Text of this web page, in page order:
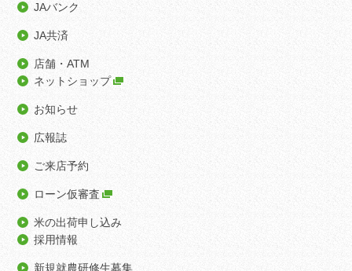
JAバンク
JA共済
店舗・ATM
ネットショップ
お知らせ
広報誌
ご来店予約
ローン仮審査
米の出荷申し込み
採用情報
新規就農研修生募集